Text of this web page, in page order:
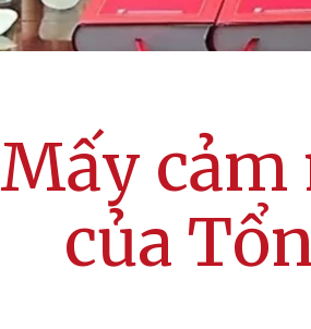
Mấy cảm
của